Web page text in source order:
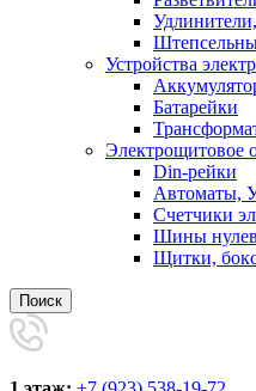
Устройства
Батарейки
Электрощитовое
Din-рейки
Автоматы,
Счетчики
Шины
Щитки,
Поиск